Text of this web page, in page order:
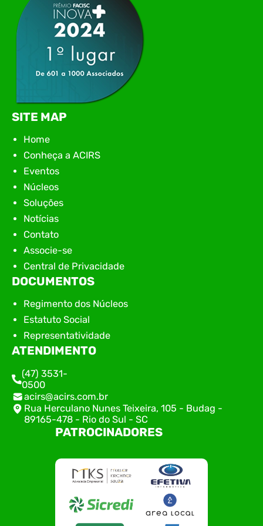
SITE MAP
Home
Conheça a ACIRS
Eventos
Núcleos
Soluções
Notícias
Contato
Associe-se
Central de Privacidade
DOCUMENTOS
Regimento dos Núcleos
Estatuto Social
Representatividade
ATENDIMENTO
(47) 3531-
0500
acirs@acirs.com.br
Rua Herculano Nunes Teixeira, 105 - Budag -
89165-478 - Rio do Sul - SC
PATROCINADORES